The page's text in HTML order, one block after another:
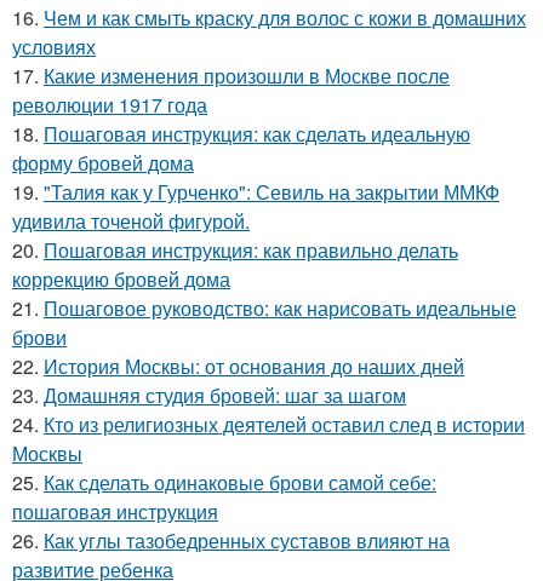
16. Чем и как смыть краску для волос с кожи в домашних
условиях
17. Какие изменения произошли в Москве после
революции 1917 года
18. Пошаговая инструкция: как сделать идеальную
форму бровей дома
19. "Талия как у Гурченко": Севиль на закрытии ММКФ
удивила точеной фигурой.
20. Пошаговая инструкция: как правильно делать
коррекцию бровей дома
21. Пошаговое руководство: как нарисовать идеальные
брови
22. История Москвы: от основания до наших дней
23. Домашняя студия бровей: шаг за шагом
24. Кто из религиозных деятелей оставил след в истории
Москвы
25. Как сделать одинаковые брови самой себе:
пошаговая инструкция
26. Как углы тазобедренных суставов влияют на
развитие ребенка